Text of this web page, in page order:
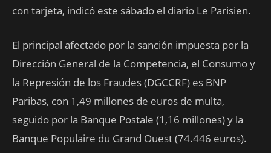
con tarjeta, indicó este sábado el diario Le Parisien.
El principal afectado por la sanción impuesta por la
Dirección General de la Competencia, el Consumo y
la Represión de los Fraudes (DGCCRF) es BNP
Paribas, con 1,49 millones de euros de multa,
seguido por la Banque Postale (1,16 millones) y la
Banque Populaire du Grand Ouest (74.446 euros).